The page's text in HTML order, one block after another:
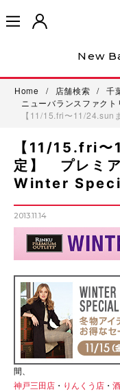
New
Home / 店舗検索 / 千
ニューバランスファク
【11/15.fri〜11/24.sun
【11/15.fri
定】 プレミ
Winter
2013.11.14
間、
神戸三田店 ・ りんくう店 ・